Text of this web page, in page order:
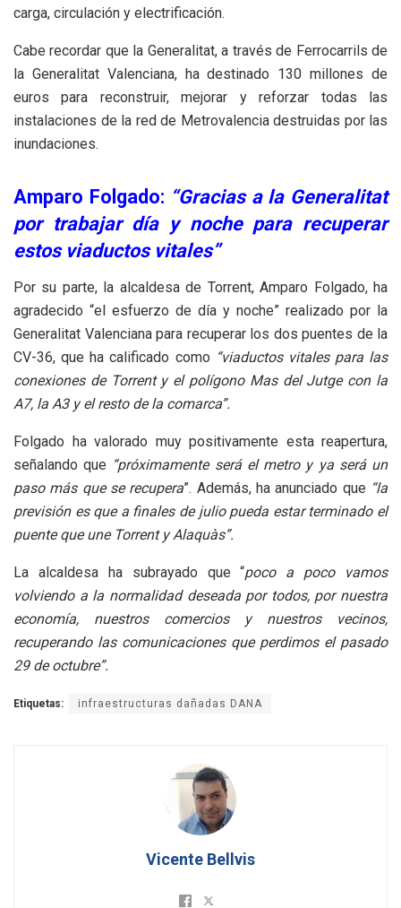
carga, circulación y electrificación.
Cabe recordar que la Generalitat, a través de Ferrocarrils de
la Generalitat Valenciana, ha destinado 130 millones de
euros para reconstruir, mejorar y reforzar todas las
instalaciones de la red de Metrovalencia destruidas por las
inundaciones.
Amparo Folgado: “Gracias a la Generalitat
por trabajar día y noche para recuperar
estos viaductos vitales”
Por su parte, la alcaldesa de Torrent, Amparo Folgado, ha
agradecido “el esfuerzo de día y noche” realizado por la
Generalitat Valenciana para recuperar los dos puentes de la
CV-36, que ha calificado como “viaductos vitales para las
conexiones de Torrent y el polígono Mas del Jutge con la
A7, la A3 y el resto de la comarca”.
Folgado ha valorado muy positivamente esta reapertura,
señalando que “próximamente será el metro y ya será un
paso más que se recupera”. Además, ha anunciado que “la
previsión es que a finales de julio pueda estar terminado el
puente que une Torrent y Alaquàs”.
La alcaldesa ha subrayado que “poco a poco vamos
volviendo a la normalidad deseada por todos, por nuestra
economía, nuestros comercios y nuestros vecinos,
recuperando las comunicaciones que perdimos el pasado
29 de octubre”.
Etiquetas: infraestructuras dañadas DANA
Vicente Bellvis